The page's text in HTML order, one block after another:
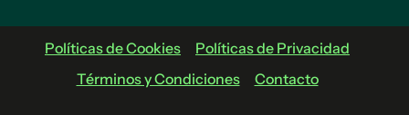
Políticas de Cookies
Políticas de Privacidad
Términos y Condiciones
Contacto